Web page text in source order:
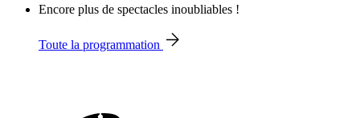
Encore plus de spectacles inoubliables !
Toute la programmation